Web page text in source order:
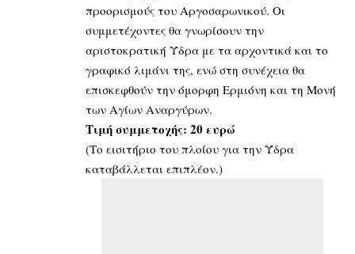
προορισμούς του Αργοσαρωνικού. Οι
συμμετέχοντες θα γνωρίσουν την
αριστοκρατική Ύδρα με τα αρχοντικά και το
γραφικό λιμάνι της, ενώ στη συνέχεια θα
επισκεφθούν την όμορφη Ερμιόνη και τη Μονή
των Αγίων Αναργύρων.
Τιμή συμμετοχής: 20 ευρώ
(Το εισιτήριο του πλοίου για την Ύδρα
καταβάλλεται επιπλέον.)